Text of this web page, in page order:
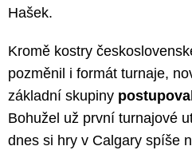
Hašek.
Kromě kostry
pozměnil i formát turnaje,
základní skupiny
Bohužel už první turnajové
dnes si hry v Calgary spíše